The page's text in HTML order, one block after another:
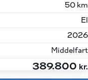
50 km
El
2026
Middelfart
389.800 kr.